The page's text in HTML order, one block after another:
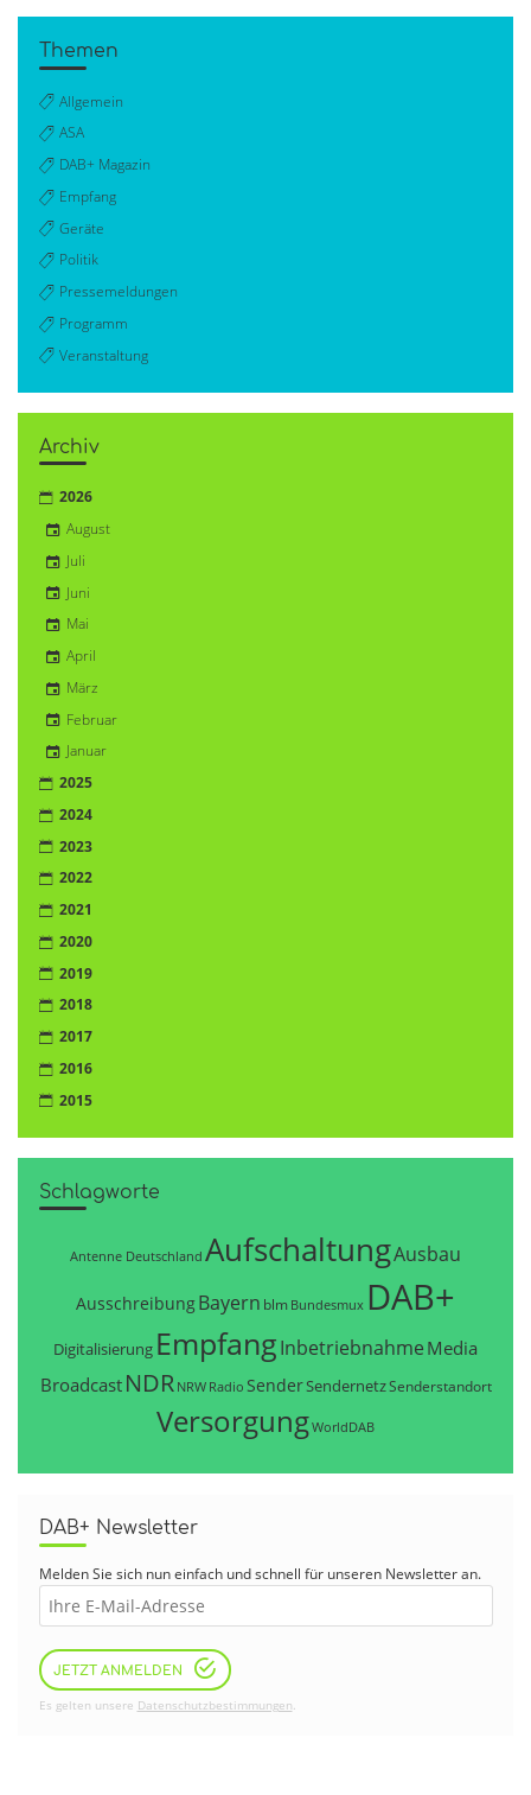
Themen
Allgemein
ASA
DAB+ Magazin
Empfang
Geräte
Politik
Pressemeldungen
Programm
Veranstaltung
Archiv
2026
August
Juli
Juni
Mai
April
März
Februar
Januar
2025
2024
2023
2022
2021
2020
2019
2018
2017
2016
2015
Schlagworte
Antenne Deutschland AufschaltungAusbau
AusschreibungBayern blm Bundesmux DAB+
Digitalisierung EmpfangInbetriebnahme Media
Broadcast NDR NRW Radio SenderSendernetzSenderstandort
VersorgungWorldDAB
DAB+ Newsletter
Melden Sie sich nun einfach und schnell für unseren Newsletter an.
JETZT ANMELDEN
Es gelten unsere Datenschutzbestimmungen.